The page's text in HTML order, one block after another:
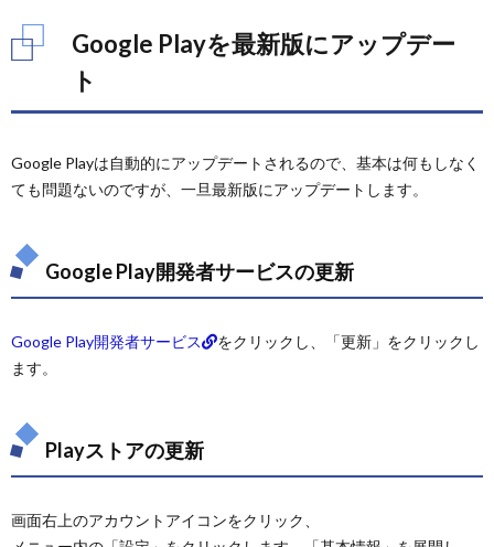
Google Playを最新版にアップデー
ト
Google Playは自動的にアップデートされるので、基本は何もしなく
ても問題ないのですが、一旦最新版にアップデートします。
Google Play開発者サービスの更新
Google Play開発者サービス
をクリックし、「更新」をクリックし
ます。
Playストアの更新
画面右上のアカウントアイコンをクリック、